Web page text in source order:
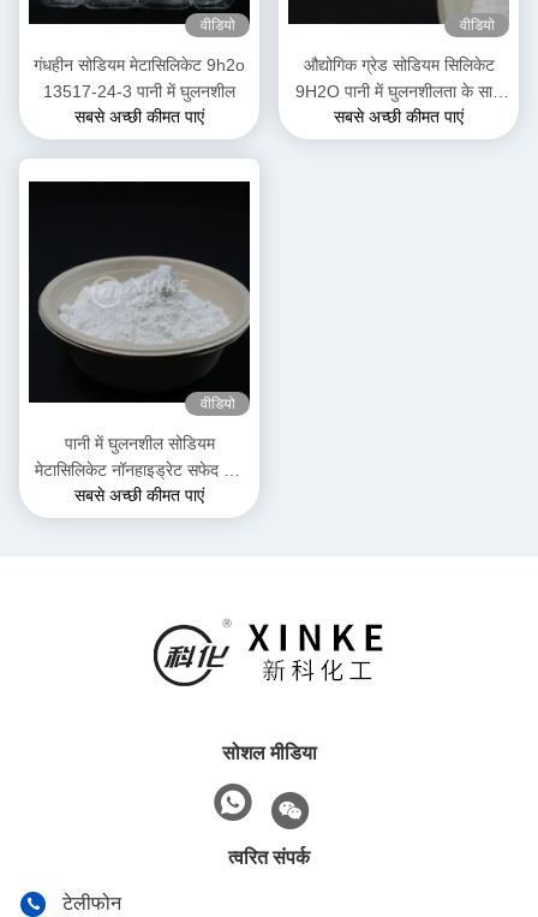
वीडियो
गंधहीन सोडियम मेटासिलिकेट 9h2o
13517-24-3 पानी में घुलनशील
सबसे अच्छी कीमत पाएं
वीडियो
औद्योगिक ग्रेड सोडियम सिलिकेट
9H2O पानी में घुलनशीलता के साथ
घुलनशील और 54% क्रिस्टल पानी
सबसे अच्छी कीमत पाएं
वीडियो
पानी में घुलनशील सोडियम
मेटासिलिकेट नॉनहाइड्रेट सफेद और
मुक्त बहने वाले कण पाउडर क्रिस्टल
पानी 54%
सबसे अच्छी कीमत पाएं
सोशल मीडिया
त्वरित संपर्क
टेलीफोन